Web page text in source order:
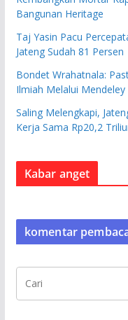
Bangunan Heritage
Taj Yasin Pacu
Jateng Sudah 81 Persen
Bondet Wrahatnala:
Ilmiah Melalui
Saling Melengkapi,
Kerja Sama Rp20,2
Kabar anget
komentar